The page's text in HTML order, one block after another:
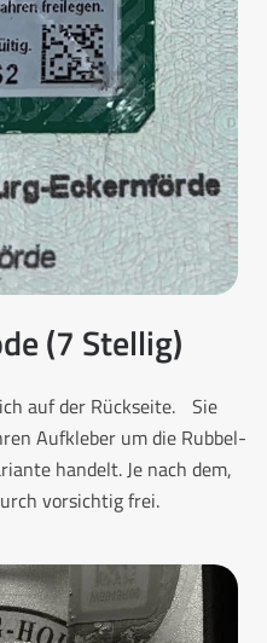
(7 Stellig)
auf der Rückseite. Sie
Aufkleber um die Rubbel-
handelt. Je nach dem,
vorsichtig frei.